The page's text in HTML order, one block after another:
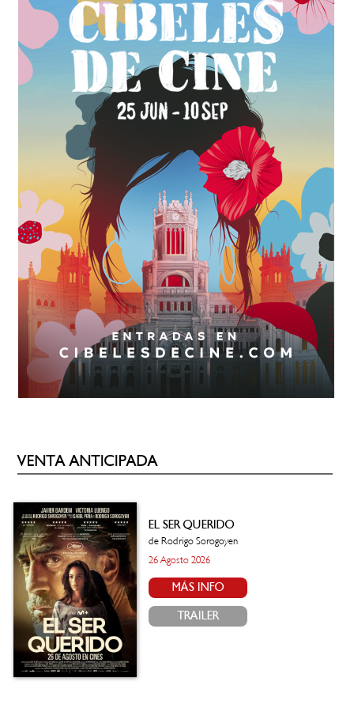
VENTA ANTICIPADA
EL SER QUERIDO
de Rodrigo Sorogoyen
26 Agosto 2026
MÁS INFO
TRAILER